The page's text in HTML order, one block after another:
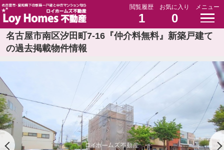
閲覧履歴
1
お気に入り
0
メニュー
名古屋市南区汐田町7-16『仲介料無料』新築戸建て
の過去掲載物件情報